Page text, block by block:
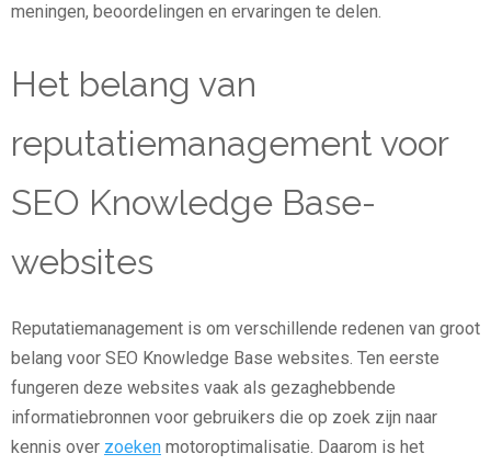
meningen, beoordelingen en ervaringen te delen.
Het belang van
reputatiemanagement voor
SEO Knowledge Base-
websites
Reputatiemanagement is om verschillende redenen van groot
belang voor SEO Knowledge Base websites. Ten eerste
fungeren deze websites vaak als gezaghebbende
informatiebronnen voor gebruikers die op zoek zijn naar
kennis over zoeken motoroptimalisatie. Daarom is het